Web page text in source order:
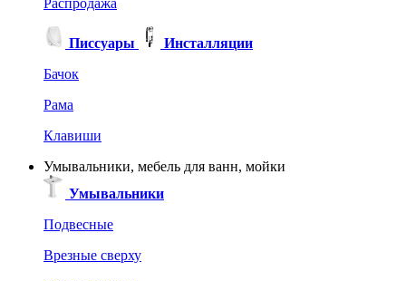
Писсуары
Инсталляции
Бачок
Рама
Клавиши
Умывальники, мебель для ванн, мойки
Умывальники
Подвесные
Врезные сверху